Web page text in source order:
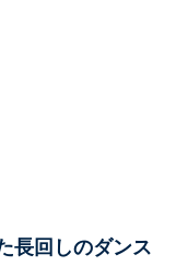
長回しのダンス